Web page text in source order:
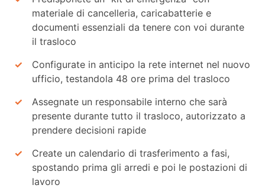
materiale di cancelleria, caricabatterie e
documenti essenziali da tenere con voi durante
il trasloco
Configurate in anticipo la rete internet nel nuovo
ufficio, testandola 48 ore prima del trasloco
Assegnate un responsabile interno che sarà
presente durante tutto il trasloco, autorizzato a
prendere decisioni rapide
Create un calendario di trasferimento a fasi,
spostando prima gli arredi e poi le postazioni di
lavoro